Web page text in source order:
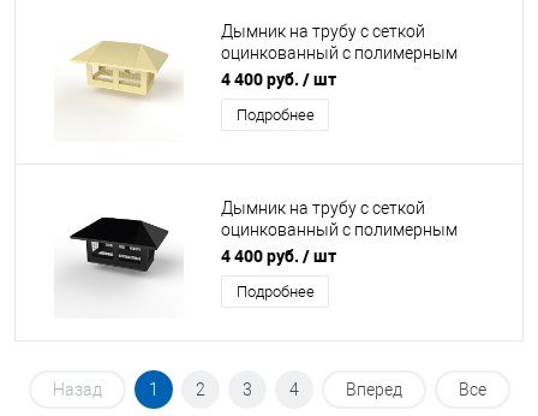
Дымник на трубу с сеткой
оцинкованный с полимерным
покрытием до 1200мм RAL 1014
4 400 руб. / шт
Подробнее
Дымник на трубу с сеткой
оцинкованный с полимерным
покрытием до 1200мм RAL 9004
4 400 руб. / шт
Подробнее
Назад 1 2 3 4 Вперед Все